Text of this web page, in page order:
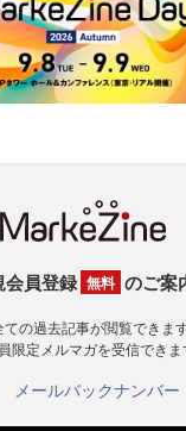
会員登録 無料 のご案
ての過去記事が閲覧できま
限定メルマガを受信でき
メールバックナンバー